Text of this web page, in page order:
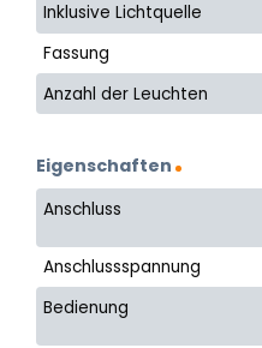
Inklusive Lichtquelle
Fassung
Anzahl der Leuchten
Eigenschaften
Anschluss
Anschlussspannung
Bedienung